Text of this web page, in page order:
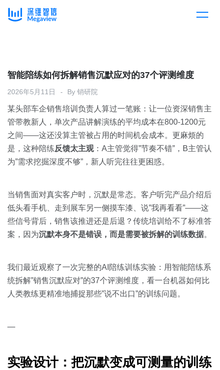
产品总览
产品集成
下载客户端
解决方案
按行业
企业服务
消费医疗
汽车
房地产
按角色
按业务场景
客户案例
开放平台
定价
资源中心
资源中心
白皮书
销售会话智能
关于我们
预约演示
智能陪练如何拆解销售沉默应对的37个评测维度
2026年5月11日 By 销研院
某头部车企销售培训负责人算过一笔账：让一位资深销售主
管带教新人，单次产品讲解演练的平均成本在800-1200元
之间——这还没算主管被占用的时间机会成本。更麻烦的
是，这种陪练反馈太主观：A主管觉得”节奏不错”，B主管认
为”需求挖掘深度不够”，新人听完往往更困惑。
当销售面对真实客户时，沉默是常态。客户听完产品介绍后
低头看手机、走到展车另一侧摸车漆、说”我再看看”——这
些信号背后，销售该推进还是后退？传统培训给不了标准答
案，因为沉默本身不是错误，而是需要被拆解的训练数据。
我们最近观察了一次完整的AI陪练训练实验：用智能陪练系
统拆解”销售沉默应对”的37个评测维度，看一台机器如何比
人类教练更精准地捕捉那些”说不出口”的训练问题。
—
实验设计：把沉默变成可测量的训练